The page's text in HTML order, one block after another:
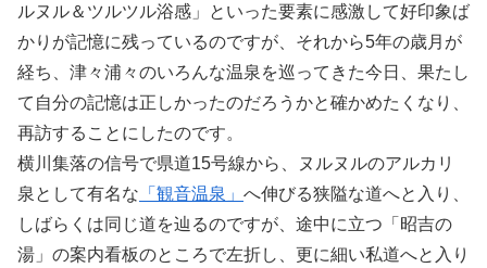
ルヌル＆ツルツル浴感」といった要素に感激して好印象ば
かりが記憶に残っているのですが、それから5年の歳月が
経ち、津々浦々のいろんな温泉を巡ってきた今日、果たし
て自分の記憶は正しかったのだろうかと確かめたくなり、
再訪することにしたのです。
横川集落の信号で県道15号線から、ヌルヌルのアルカリ
泉として有名な 「観音温泉」 へ伸びる狭隘な道へと入り、
しばらくは同じ道を辿るのですが、途中に立つ「昭吉の
湯」の案内看板のところで左折し、更に細い私道へと入り